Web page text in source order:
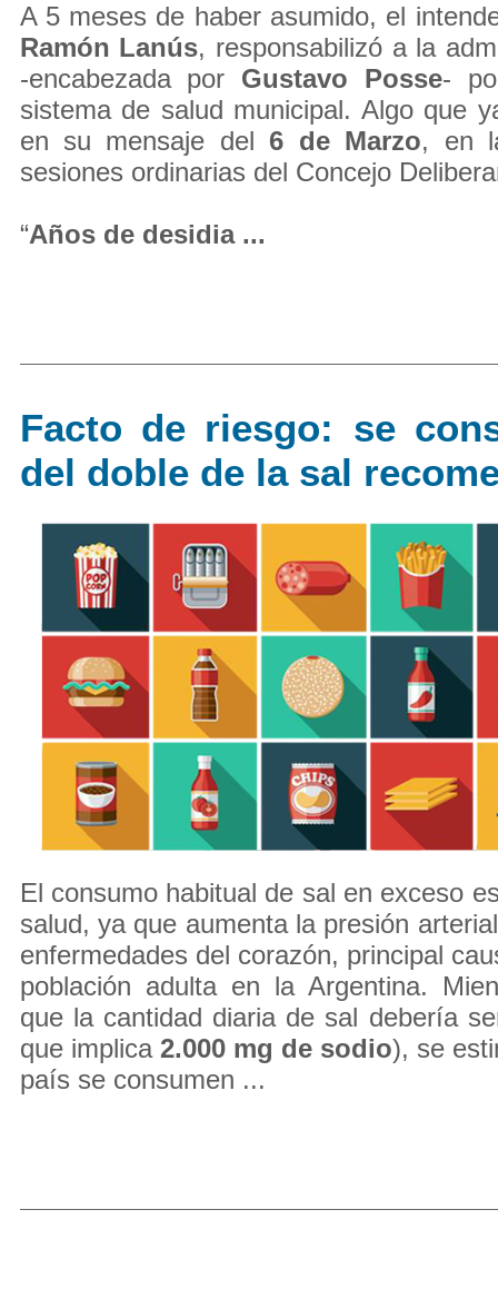
A 5 meses de haber asumido, el
Ramón Lanús, responsabilizó a la
-encabezada por Gustavo Posse-
sistema de salud municipal. Algo que
en su mensaje del 6 de Marzo, en
sesiones ordinarias del Concejo
“Años de desidia ...
Facto de riesgo: se
del doble de la sal
El consumo habitual de sal en exceso
salud, ya que aumenta la presión
enfermedades del corazón, principal
población adulta en la Argentina.
que la cantidad diaria de sal debería
que implica 2.000 mg de sodio), se
país se consumen ...